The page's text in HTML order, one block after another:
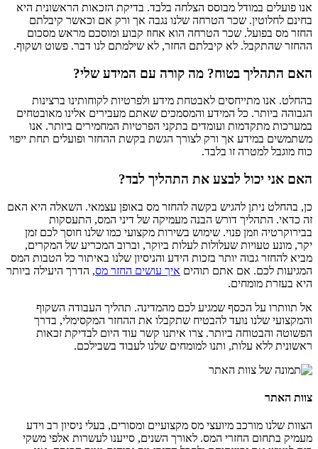
אנו פועלים במודל מבוסס הצלחה בלבד. בדיקת הזכאות הראשונית היא
בחינם לחלוטין. שכר הטרחה שלנו נגבה אך ורק אם וכאשר קיבלתם
החזר מס בפועל. שכר הטרחה הוא אחוז קבוע ומוסכם מראש מסכום
ההחזר שהתקבל. לא קיבלתם החזר, לא שילמתם לנו דבר. פשוט ושקוף.
האם התהליך בטוח? מה קורה עם המידע שלי?
בהחלט. אנו מתייחסים לאבטחת מידע ולפרטיות לקוחותינו ברצינות
הגבוהה ביותר. כל המידע והמסמכים שאתם מעבירים אלינו מאובטחים
במערכות מתקדמות ועומדים בתקני הפרטיות המחמירים ביותר. אנו
משתמשים במידע אך ורק לצורך הגשת בקשת ההחזר ופועלים תחת ייפוי
כוח מוגבל למטרה זו בלבד.
האם אני יכול לבצע את התהליך לבד?
כן, בהחלט ניתן להגיש בקשה להחזר מס באופן עצמאי. השאלה היא האם
זה כדאי. התהליך דורש הבנה מעמיקה של דיני המס, התעסקות
בבירוקרטיה וזמן פנוי. שימוש בשירות מקצועי כמו שלנו חוסך לכם זמן
יקר, מונע טעויות שעלולות לעלות ביוקר, וברוב המכריע של המקרים,
מביא להחזר גבוה יותר בזכות הידע והניסיון שלנו באיתור כל הטבות המס
המגיעות לכם. אם אתם תוהים איך עושים החזר מס, הדרך היעילה ביותר
היא בעזרת מומחים.
אל תוותרו על הכסף שמגיע לכם מהמדינה. תהליך העבודה השקוף
והמקצועי שלנו נועד להבטיח שתקבלו את ההחזר המקסימלי, בדרך
הפשוטה והבטוחה ביותר. צרו איתנו קשר עוד היום לבדיקת זכאות
ראשונית ללא עלות, ותנו למומחים שלנו לעבוד בשבילכם.
צוות האתר
הצוות שלנו מורכב מיועצי מס מקצועיים ומסורים, בעלי ניסיון רב וידע
מעמיק בתחום החזרי המס. לאורך השנים, סייענו לעשרות אלפי משקי